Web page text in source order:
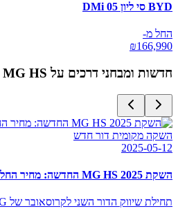
BYD סי ליון 05 DMi
החל מ-
₪166,990
חדשות ומבחני דרכים על MG HS
השקה מקומית דור חדש
2025-05-12
השקת MG HS 2025 החדשה: מחיר החל מ- 172,888 ש"ח
תחילת שיווק הדור השני לקרוסאובר של MG